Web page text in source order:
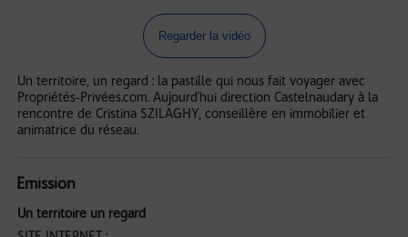
Regarder la vidéo
Un territoire, un regard : la pastille qui nous fait voyager avec
Propriétés-Privées.com. Aujourd'hui direction Castelnaudary à la
rencontre de Cristina SZILAGHY, conseillère en immobilier et
animatrice du réseau.
Emission
Un territoire un regard